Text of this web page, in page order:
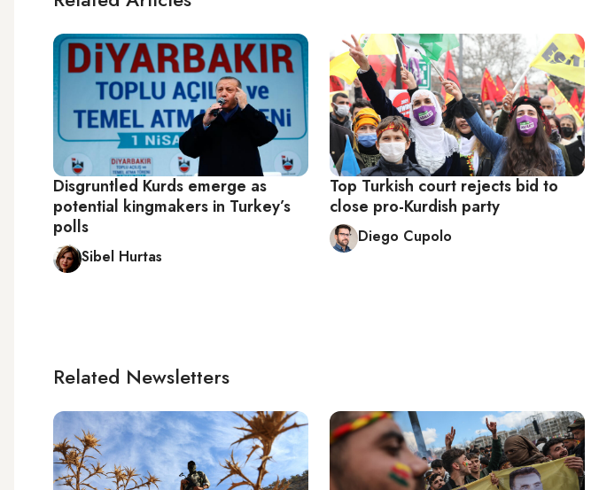
Disgruntled Kurds emerge as
potential kingmakers in Turkey’s
polls
Sibel Hurtas
Top Turkish court rejects bid to
close pro-Kurdish party
Diego Cupolo
Related Newsletters